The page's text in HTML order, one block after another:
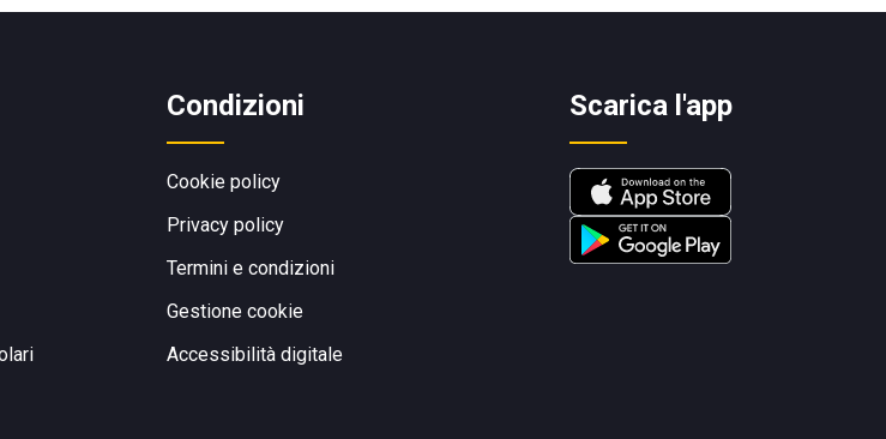
Condizioni
Cookie policy
Privacy policy
Termini e condizioni
Gestione cookie
Accessibilità digitale
Scarica l'app